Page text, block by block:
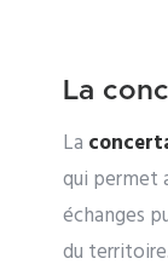
La
La
qui permet
échanges
du